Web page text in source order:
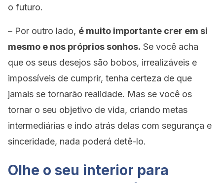
o futuro.
– Por outro lado, é muito importante crer em si
mesmo e nos próprios sonhos. Se você acha
que os seus desejos são bobos, irrealizáveis e
impossíveis de cumprir, tenha certeza de que
jamais se tornarão realidade. Mas se você os
tornar o seu objetivo de vida, criando metas
intermediárias e indo atrás delas com segurança e
sinceridade, nada poderá detê-lo.
Olhe o seu interior para